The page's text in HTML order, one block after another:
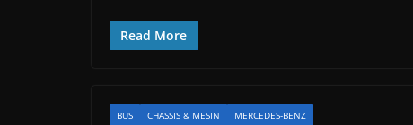
Read More
BUS CHASSIS & MESIN MERCEDES-BENZ